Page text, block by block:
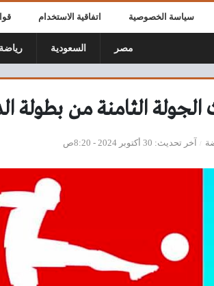
سياسة الخصوصية اتفاقية الاستخدام
مصر السعودية رياضة
الثامنة من بطولة
آخر تحديث 30 أكتوبر 2024 - 8:20ص